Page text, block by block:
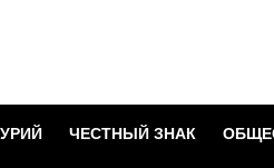
ЧЕСТНЫЙ ЗНАК